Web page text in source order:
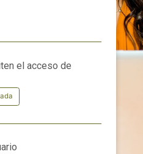
el acceso de